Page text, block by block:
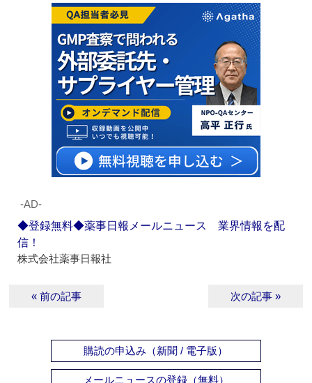
‐AD‐
◆登録無料◆薬事日報メールニュース 業界情報を配
信！
株式会社薬事日報社
« 前の記事 次の記事 »
購読の申込み（新聞 / 電子版）
メールニュースの登録（無料）